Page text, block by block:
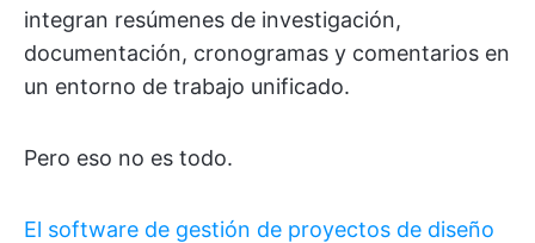
integran resúmenes de investigación,
documentación, cronogramas y comentarios en
un entorno de trabajo unificado.
Pero eso no es todo.
El software de gestión de proyectos de diseño